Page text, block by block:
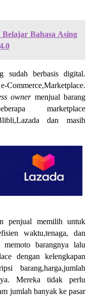
Bahasa Asing
sudah berbasis digital.
ownermenjual barang
marketplace
dan masih
penjual memilih untuk
waktu,tenaga, dan
barangnya lalu
dengan kelengkapan
barang,harga,jumlah
Mereka tidak perlu
jumlah banyak ke pasar